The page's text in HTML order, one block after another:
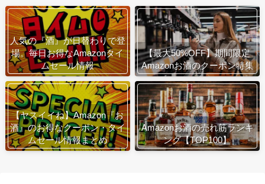
人気の『酒』が日替わりで登
場。毎日お得なAmazonタイ
ムセール情報
【最大50%OFF】期間限定
Amazonお酒のクーポン特集
【ヤスイイね】Amazon『お
酒』のお得なクーポン・タイ
ムセール情報まとめ
Amazonお酒の売れ筋ランキ
ング【TOP100】